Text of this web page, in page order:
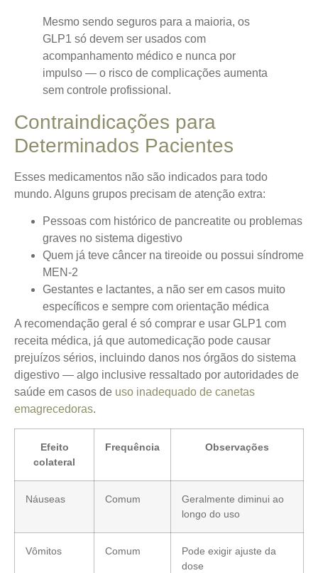
Mesmo sendo seguros para a maioria, os
GLP1 só devem ser usados com
acompanhamento médico e nunca por
impulso — o risco de complicações aumenta
sem controle profissional.
Contraindicações para
Determinados Pacientes
Esses medicamentos não são indicados para todo
mundo. Alguns grupos precisam de atenção extra:
Pessoas com histórico de pancreatite ou problemas
graves no sistema digestivo
Quem já teve câncer na tireoide ou possui síndrome
MEN-2
Gestantes e lactantes, a não ser em casos muito
específicos e sempre com orientação médica
A recomendação geral é só comprar e usar GLP1 com
receita médica, já que automedicação pode causar
prejuízos sérios, incluindo danos nos órgãos do sistema
digestivo — algo inclusive ressaltado por autoridades de
saúde em casos de uso inadequado de canetas
emagrecedoras.
Efeito
colateral
Frequência Observações
Náuseas Comum
Geralmente diminui ao
longo do uso
Vômitos Comum
Pode exigir ajuste da
dose